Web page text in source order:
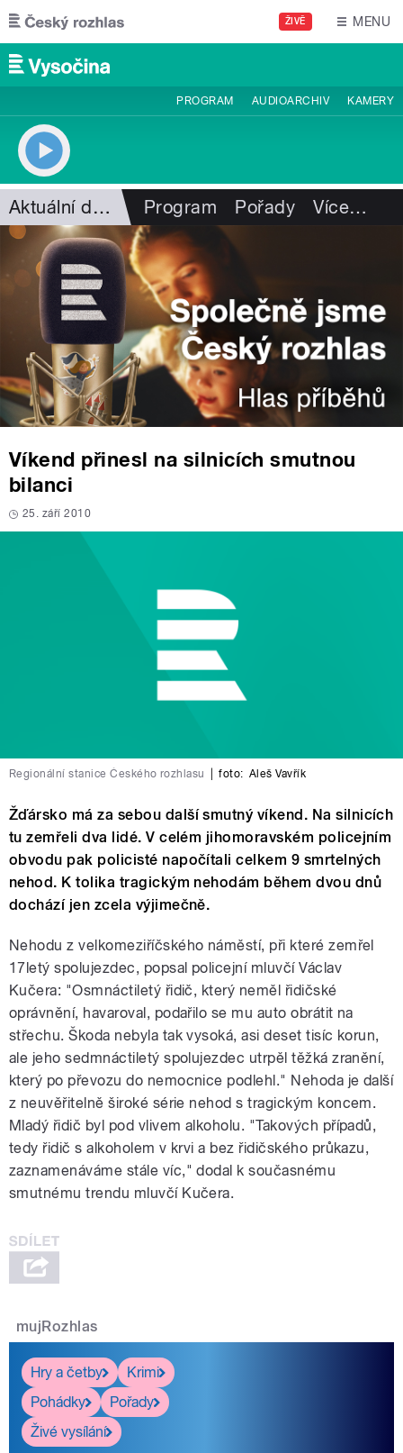
Přejít k hlavnímu obsahu
ŽIVĚ MENU
PROGRAM AUDIOARCHIV KAMERY
Aktuální dění Program Pořady Více…
Víkend přinesl na silnicích smutnou
bilanci
25. září 2010
Regionální stanice Českého rozhlasu foto: Aleš Vavřík
Žďársko má za sebou další smutný víkend. Na silnicích
tu zemřeli dva lidé. V celém jihomoravském policejním
obvodu pak policisté napočítali celkem 9 smrtelných
nehod. K tolika tragickým nehodám během dvou dnů
dochází jen zcela výjimečně.
Nehodu z velkomeziříčského náměstí, při které zemřel
17letý spolujezdec, popsal policejní mluvčí Václav
Kučera: "Osmnáctiletý řidič, který neměl řidičské
oprávnění, havaroval, podařilo se mu auto obrátit na
střechu. Škoda nebyla tak vysoká, asi deset tisíc korun,
ale jeho sedmnáctiletý spolujezdec utrpěl těžká zranění,
který po převozu do nemocnice podlehl." Nehoda je další
z neuvěřitelně široké série nehod s tragickým koncem.
Mladý řidič byl pod vlivem alkoholu. "Takových případů,
tedy řidič s alkoholem v krvi a bez řidičského průkazu,
zaznamenáváme stále víc," dodal k současnému
smutnému trendu mluvčí Kučera.
mujRozhlas
Hry a četby
Krimi
Pohádky
Pořady
Živé vysílání